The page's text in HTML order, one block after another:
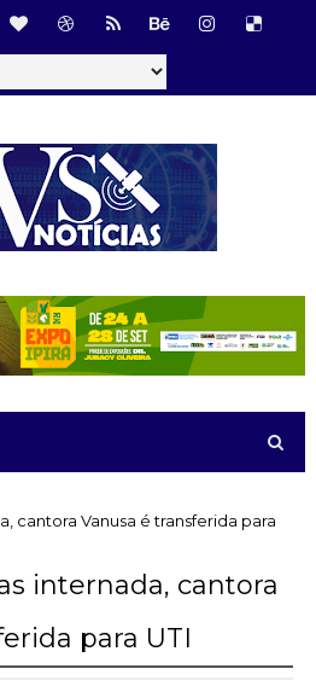
cantora Vanusa é transferida para
internada, cantora
para UTI